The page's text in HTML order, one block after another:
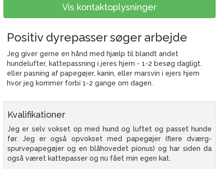
Vis kontaktoplysninger
Positiv dyrepasser søger arbejde
Jeg giver gerne en hånd med hjælp til blandt andet
hundelufter, kattepassning i jeres hjem - 1-2 besøg dagligt.
eller pasning af papegøjer, kanin, eller marsvin i ejers hjem
hvor jeg kommer forbi 1-2 gange om dagen.
Kvalifikationer
Jeg er selv vokset op med hund og luftet og passet hunde
før. Jeg er også opvokset med papegøjer (flere dværg-
spurvepapegøjer og en blåhovedet pionus) og har siden da
også været kattepasser og nu fået min egen kat.